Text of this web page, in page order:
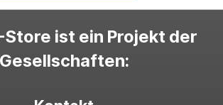
Store ist ein Projekt der
Gesellschaften: